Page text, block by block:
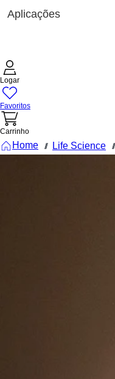
Aplicações
Logar
Favoritos
Carrinho
Home /// Life Science ///